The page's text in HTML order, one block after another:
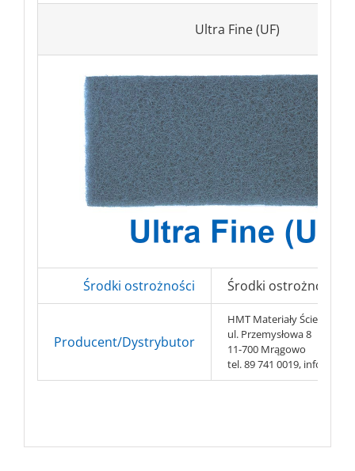
Ultra Fine (UF)
Środki ostrożności Środki ostrożności
Producent/Dystrybutor
HMT Materiały Ścierne s.c.
ul. Przemysłowa 8
11-700 Mrągowo
tel. 89 741 0019,